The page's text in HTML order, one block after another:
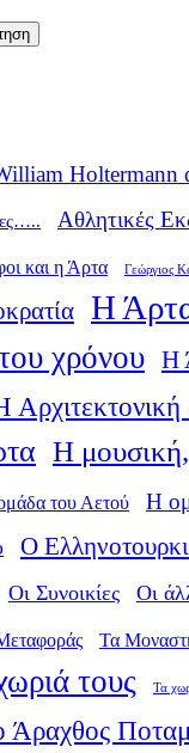
Holtermann
Αθλητικές
και η Άρτα Γεώργιος
Η
χρόνου Η
Η μουσική,
του Αετού Η
Ο
Οι Συνοικίες Οι
Τα
τους Τα
Άραχθος